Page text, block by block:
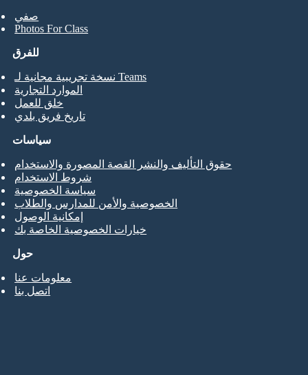
صفي
Photos For Class
للفرق
نسخة تجريبية مجانية لـ Teams
الموارد التجارية
خلق للعمل
تاريخ فريق بلدي
حول
معلومات عنا
اتصل بنا
سياسات
حقوق التأليف والنشر القصة المصورة والاستخدام
شروط الاستخدام
سياسة الخصوصية
الخصوصية والأمن للمدارس والطلاب
إمكانية الوصول
خيارات الخصوصية الخاصة بك